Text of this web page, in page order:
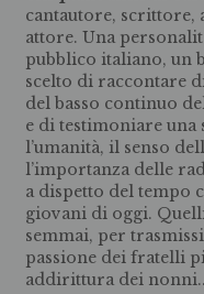
cantautore, scrittore,
attore. Una
pubblico italiano, un
scelto di raccontare
del basso continuo
e di testimoniare
l’umanità, il senso
l’importanza delle
a dispetto del tempo
giovani di oggi.
semmai, per
passione dei fratelli
addirittura dei